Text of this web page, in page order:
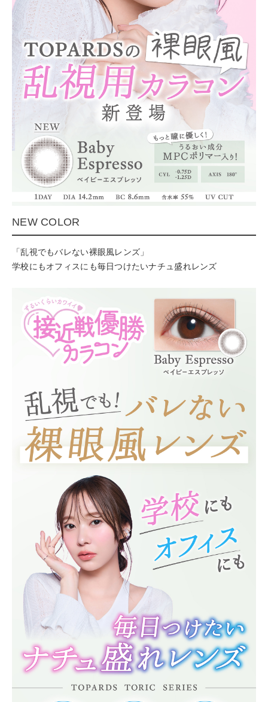
NEW COLOR
「乱視でもバレない裸眼風レンズ」
学校にもオフィスにも毎日つけたいナチュ盛れレンズ